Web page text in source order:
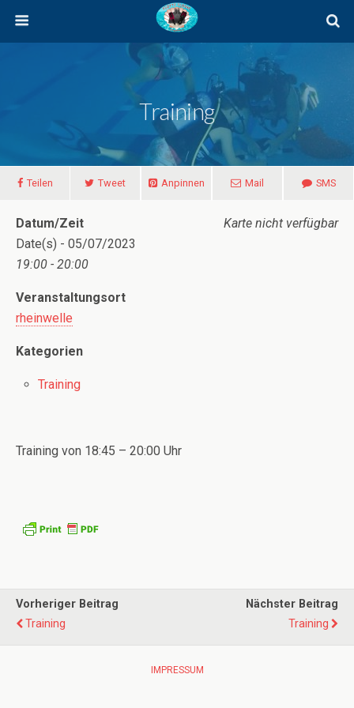
Training
Teilen Tweet Anpinnen Mail SMS
Karte nicht verfügbar
Datum/Zeit
Date(s) - 05/07/2023
19:00 - 20:00
Veranstaltungsort
rheinwelle
Kategorien
Training
Training von 18:45 – 20:00 Uhr
Vorheriger Beitrag
Training
Nächster Beitrag
Training
IMPRESSUM